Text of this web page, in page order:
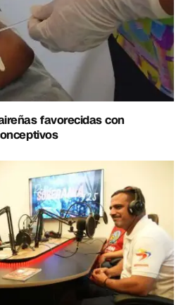
favorecidas con